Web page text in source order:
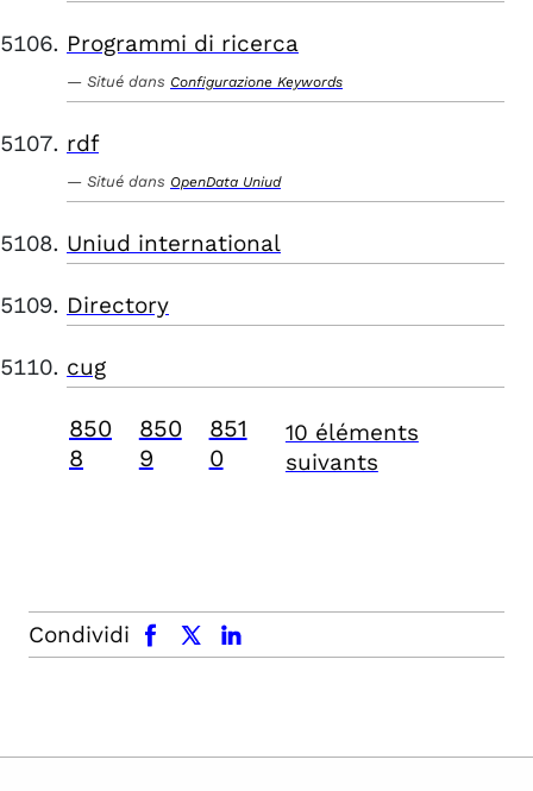
Programmi di ricerca
Situé dans Configurazione Keywords
rdf
Situé dans OpenData Uniud
Uniud international
Directory
cug
850
8
850
9
851
0
10 éléments
suivants
Condividi
facebook x.com linkedin